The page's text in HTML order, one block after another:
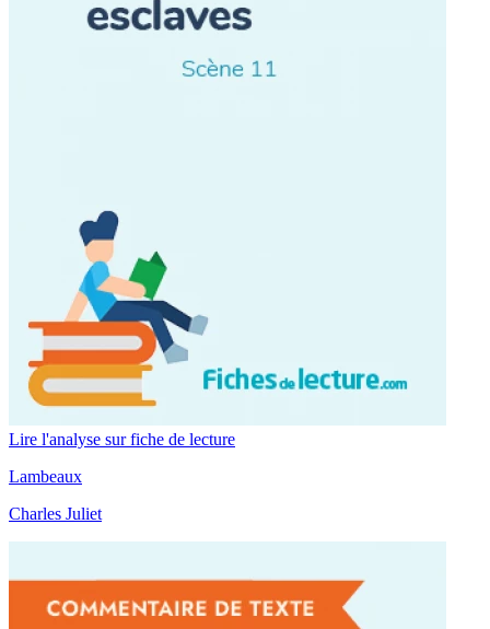
Lire l'analyse sur fiche de lecture
Lambeaux
Charles Juliet